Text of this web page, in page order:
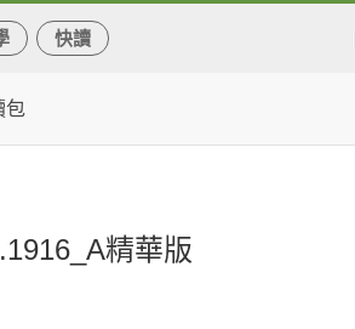
快讀
包
精華版